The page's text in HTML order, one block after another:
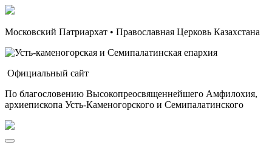
Московский Патриархат • Православная Церковь Казахстана
Официальный сайт
По благословению Высокопреосвященнейшего Амфилохия,
архиепископа Усть-Каменогорского и Семипалатинского